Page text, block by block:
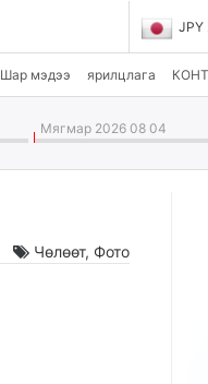
JPY
Шар мэдээ ярилцлага
Мягмар 2026 08 04
Чөлөөт, Фото